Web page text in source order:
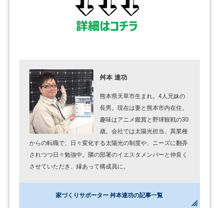
舛本 達功
熊本県天草市生まれ。4人兄妹の
長男。現在は妻と熊本市内在住。
趣味はアニメ鑑賞と野球観戦の30
歳。会社では太陽光担当。異業種
からの転職で、日々変化する太陽光の制度や、ニーズに翻弄
されつつ日々勉強中。隣の部署のイエスタメンバーと仲良く
させていただき、縁あって構成員に。
家づくりサポーター 舛本達功の記事一覧